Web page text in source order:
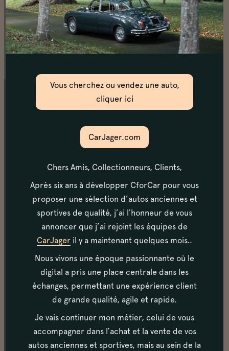
Notre voiture en vidéo
https://youtu.be/RlG9P6Fe-hQ
Châssis
parfaitement restaurée, avec une absence totale de
Moteur & transmission
Le moteur fonctionne parfaitement, démarre à froid/
à chaud, dans un bruit caractéristique. Les vitesses
passent sans craquer, et le grip de l'embrayage est
excellent.
Carrosserie
Totalement restaurée, c'est une carrosserie sans
aucun défaut que nous vous proposons, gage d'une
restauration de qualité. Les alignements des
différents panneaux sont tout simplement excellents.
Vous cherchez ou vendez une auto,
cliquer ici
CarJager.com
Chers Amis, Collectionneurs, Clients,
Après six ans à développer CforCar pour vous
proposer une sélection d’autos anciennes et
sportives de qualité, j’ai l’honneur de vous
annoncer que j’ai rejoint les équipes de
CarJager il y a maintenant quelques mois..
Nous vivons une époque passionnante où le
digital a pris une place centrale dans les
échanges, permettant une expérience client
de grande qualité, agile et rapide.
Je vais continuer mon métier, celui de vous
accompagner dans l’achat et la vente de vos
autos anciennes et sportives, mais au sein de la